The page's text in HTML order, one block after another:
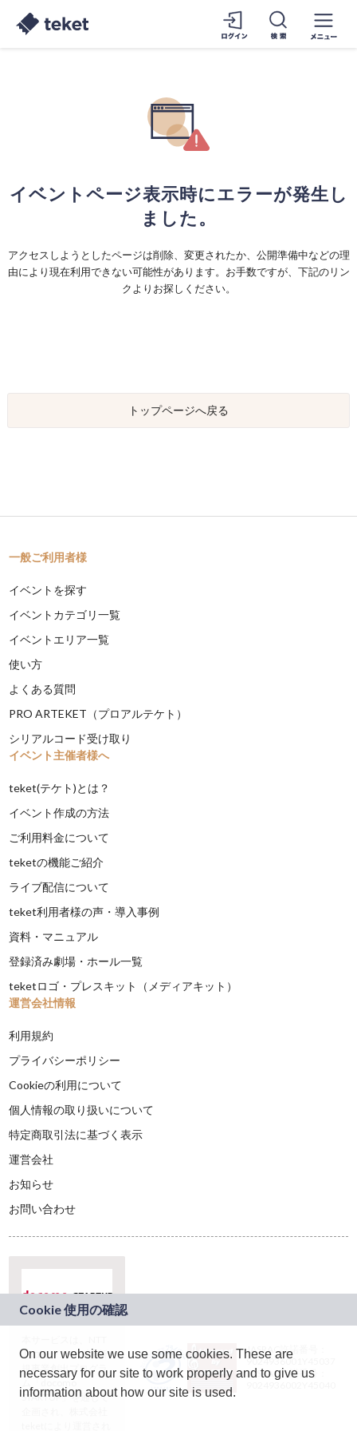
イベントページ表示時にエラーが発生し
ました。
アクセスしようとしたページは削除、変更されたか、公開準備中などの理
由により現在利用できない可能性があります。お手数ですが、下記のリン
クよりお探しください。
トップページへ戻る
一般ご利用者様
イベントを探す
イベントカテゴリ一覧
イベントエリア一覧
使い方
よくある質問
PRO ARTEKET（プロアルテケト）
シリアルコード受け取り
イベント主催者様へ
teket(テケト)とは？
イベント作成の方法
ご利用料金について
teketの機能ご紹介
ライブ配信について
teket利用者様の声・導入事例
資料・マニュアル
登録済み劇場・ホール一覧
teketロゴ・プレスキット（メディアキット）
運営会社情報
利用規約
プライバシーポリシー
Cookieの利用について
個人情報の取り扱いについて
特定商取引法に基づく表示
運営会社
お知らせ
お問い合わせ
ドコモグループの新
規事業創出プログラ
ム「docomo
STARTUP」を通じて
JASRAC許諾番号：
9024936001Y45037
JASRAC許諾番号：
On our website we use some cookies. These are
necessary for our site to work properly and to give us
information about how our site is used.